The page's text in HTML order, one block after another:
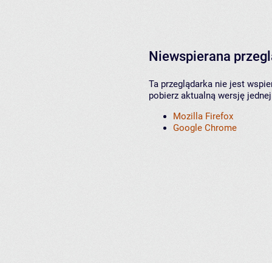
Niewspierana
Ta przeglądarka nie jest
pobierz aktualną wersję
Mozilla Firefox
Google Chrome